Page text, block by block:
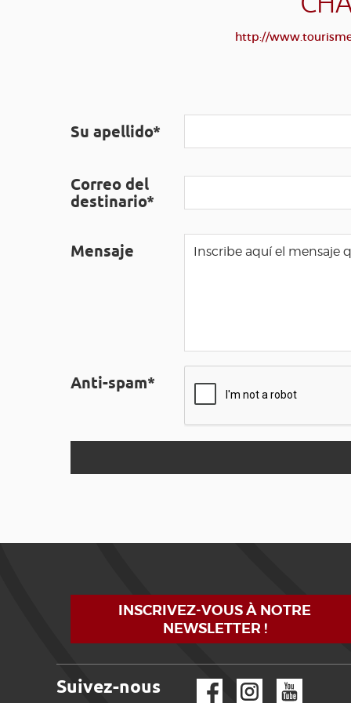
http://
Su apellido*
Correo del
destinario*
Mensaje
Anti-spam*
INSCRIVEZ-VOUS À NOTRE
NEWSLETTER !
Suivez-nous